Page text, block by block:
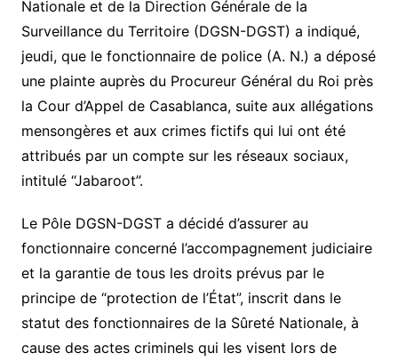
Nationale et de la Direction Générale de la
Surveillance du Territoire (DGSN-DGST) a indiqué,
jeudi, que le fonctionnaire de police (A. N.) a déposé
une plainte auprès du Procureur Général du Roi près
la Cour d’Appel de Casablanca, suite aux allégations
mensongères et aux crimes fictifs qui lui ont été
attribués par un compte sur les réseaux sociaux,
intitulé “Jabaroot”.
Le Pôle DGSN-DGST a décidé d’assurer au
fonctionnaire concerné l’accompagnement judiciaire
et la garantie de tous les droits prévus par le
principe de “protection de l’État”, inscrit dans le
statut des fonctionnaires de la Sûreté Nationale, à
cause des actes criminels qui les visent lors de